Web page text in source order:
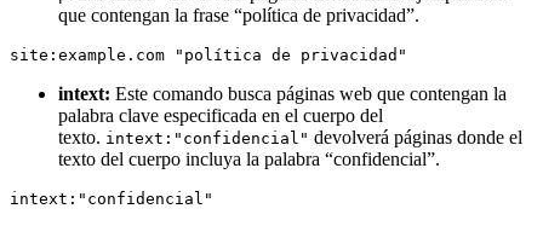
que contengan la frase “política de privacidad”.
site:example.com " política de privacidad"
intext: Este comando busca páginas web que contengan la
palabra clave especificada en el cuerpo del
texto. intext:"confidencial" devolverá páginas donde el
texto del cuerpo incluya la palabra “confidencial”.
intext:"confidencial"